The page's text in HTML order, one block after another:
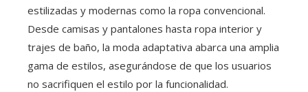
estilizadas y modernas como la ropa convencional.
Desde camisas y pantalones hasta ropa interior y
trajes de baño, la moda adaptativa abarca una amplia
gama de estilos, asegurándose de que los usuarios
no sacrifiquen el estilo por la funcionalidad.